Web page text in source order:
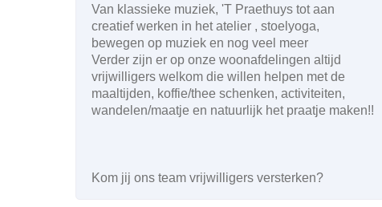
Van klassieke muziek, 'T Praethuys tot aan
creatief werken in het atelier , stoelyoga,
bewegen op muziek en nog veel meer
Verder zijn er op onze woonafdelingen altijd
vrijwilligers welkom die willen helpen met de
maaltijden, koffie/thee schenken, activiteiten,
wandelen/maatje en natuurlijk het praatje maken!!
Kom jij ons team vrijwilligers versterken?